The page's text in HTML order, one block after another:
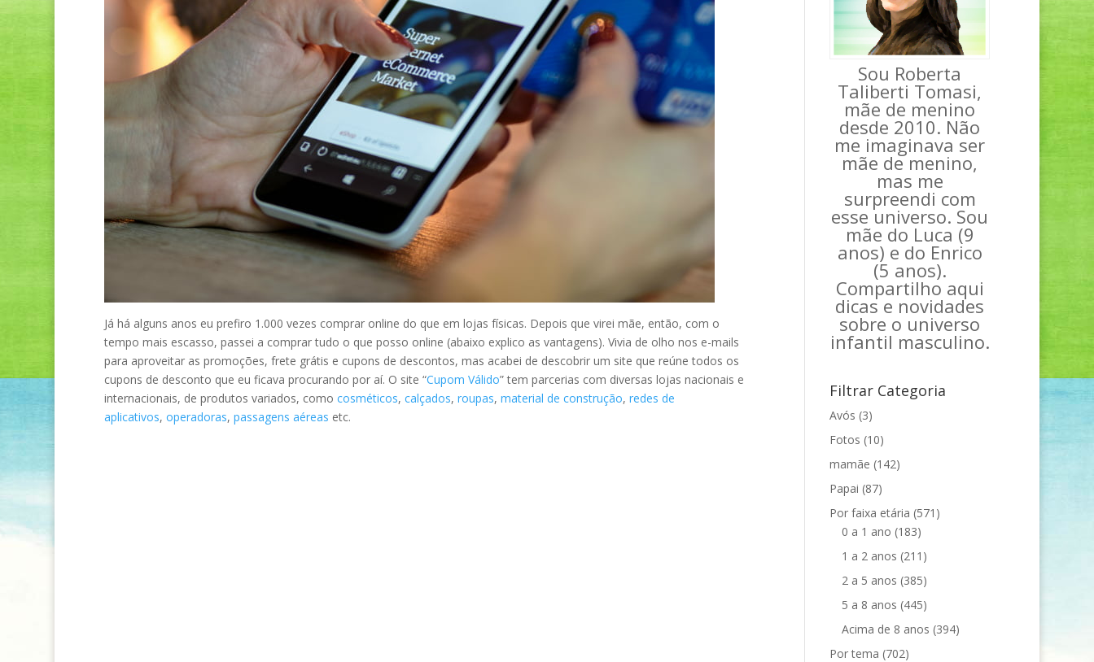
Já há alguns anos eu prefiro 1.000 vezes comprar online do que em lojas físicas. Depois que virei mãe, então, com o
tempo mais escasso, passei a comprar tudo o que posso online (abaixo explico as vantagens). Vivia de olho nos e-mails
para aproveitar as promoções, frete grátis e cupons de descontos, mas acabei de descobrir um site que reúne todos os
cupons de desconto que eu ficava procurando por aí. O site “Cupom Válido” tem parcerias com diversas lojas nacionais e
internacionais, de produtos variados, como cosméticos, calçados, roupas, material de construção, redes de
aplicativos, operadoras, passagens aéreas etc.
Sou Roberta
Taliberti Tomasi,
mãe de menino
desde 2010. Não
me imaginava ser
mãe de menino,
mas me
surpreendi com
esse universo. Sou
mãe do Luca (9
anos) e do Enrico
(5 anos).
Compartilho aqui
dicas e novidades
sobre o universo
infantil masculino.
Filtrar Categoria
Avós (3)
Fotos (10)
mamãe (142)
Papai (87)
Por faixa etária (571)
0 a 1 ano (183)
1 a 2 anos (211)
2 a 5 anos (385)
5 a 8 anos (445)
Acima de 8 anos (394)
Por tema (702)